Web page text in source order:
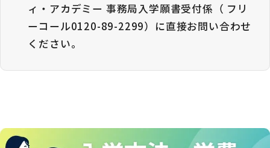
ィ・アカデミー 事務局入学願書受付係（ フリ
ーコール0120-89-2299）に直接お問い合わせ
ください。